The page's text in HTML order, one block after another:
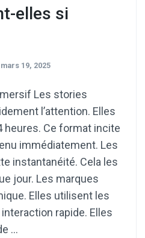
elles si
mars 19, 2025
Les stories
l’attention. Elles
heures. Ce format incite
immédiatement. Les
instantanéité. Cela les
jour. Les marques
Elles utilisent les
rapide. Elles
…